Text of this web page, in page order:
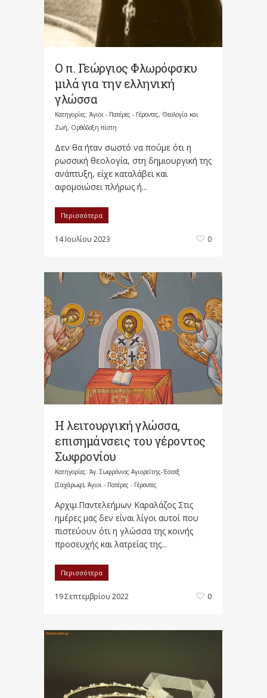
Ο π. Γεώργιος Φλωρόφσκυ
μιλά για την ελληνική
γλώσσα
Κατηγορίες: Άγιοι - Πατέρες - Γέροντες, Θεολογία και
Ζωή, Ορθόδοξη πίστη
Δεν θα ήταν σωστό να πούμε ότι η
ρωσσική θεολογία, στη δημιουργική της
ανάπτυξη, είχε καταλάβει και
αφομοιώσει πλήρως ή...
Περισσότερα
14 Ιουλίου 2023 0
Η λειτουργική γλώσσα,
επισημάνσεις του γέροντος
Σωφρονίου
Κατηγορίες: Άγ. Σωφρόνιος Αγιορείτης-'Εσσεξ
(Σαχάρωφ), Άγιοι - Πατέρες - Γέροντες
Αρχιμ.Παντελεήμων Καραλάζος Στις
ημέρες μας δεν είναι λίγοι αυτοί που
πιστεύουν ότι η γλώσσα της κοινής
προσευχής και λατρείας της...
Περισσότερα
19 Σεπτεμβρίου 2022 0